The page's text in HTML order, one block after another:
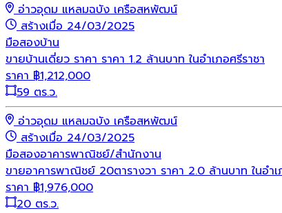
อ่าวอุดม แหลมฉบัง เครือสหพัฒน์
สร้างเมื่อ 24/03/2025
มือสองบ้าน
ขายบ้านเดี่ยว ราคา ราคา 1.2 ล้านบาท ในอำเภอศรีราชา
ราคา ฿1,212,000
59 ตร.ว.
อ่าวอุดม แหลมฉบัง เครือสหพัฒน์
สร้างเมื่อ 24/03/2025
มือสองอาคารพาณิชย์/สำนักงาน
ขายอาคารพาณิชย์ 20ตารางวา ราคา 2.0 ล้านบาท ในอำ
ราคา ฿1,976,000
20 ตร.ว.